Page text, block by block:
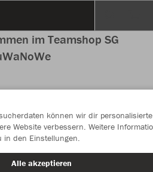
im Teamshop SG
Farbe können wir dir personalisierte
Website verbessern. Weitere
in den Einstellungen.
Alle akzeptieren